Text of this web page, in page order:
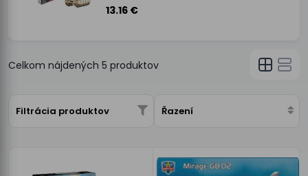
13.16 €
Celkom nájdených 5 produktov
Filtrácia produktov Řazení